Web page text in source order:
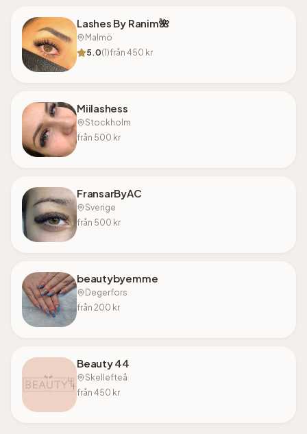
Lashes By Ranim🌺
Malmö
5.0(1)från 450 kr
Miilashess
Stockholm
från 500 kr
FransarByAC
Sverige
från 500 kr
beautybyemme
Degerfors
från 200 kr
Beauty 44
Skellefteå
från 450 kr